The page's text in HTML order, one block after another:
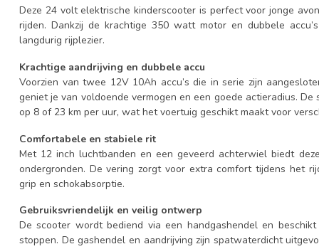
Deze 24 volt elektrische kinderscooter is perfect voor jonge
rijden. Dankzij de krachtige 350 watt motor en dubbele
langdurig rijplezier.
Krachtige aandrijving en dubbele accu
Voorzien van twee 12V 10Ah accu’s die in serie zijn
geniet je van voldoende vermogen en een goede actieradius.
op 8 of 23 km per uur, wat het voertuig geschikt maakt voor
Comfortabele en stabiele rit
Met 12 inch luchtbanden en een geveerd achterwiel biedt
ondergronden. De vering zorgt voor extra comfort tijdens het
grip en schokabsorptie.
Gebruiksvriendelijk en veilig ontwerp
De scooter wordt bediend via een handgashendel en
stoppen. De gashendel en aandrijving zijn spatwaterdicht